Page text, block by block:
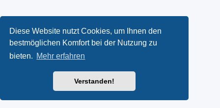
Diese Website nutzt Cookies, um Ihnen den
bestmöglichen Komfort bei der Nutzung zu
bieten. Mehr erfahren
Verstanden!